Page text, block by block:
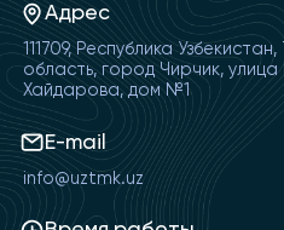
Адрес
111709, Республика
область, город Чирчик, улица
Хайдарова, дом №1
E-mail
info@uztmk.uz